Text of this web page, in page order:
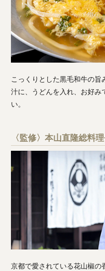
こっくりとした黒毛和牛の
汁に、うどんを入れ、お好み
い。
〈監修〉本山直隆総料
京都で愛されている花山椒